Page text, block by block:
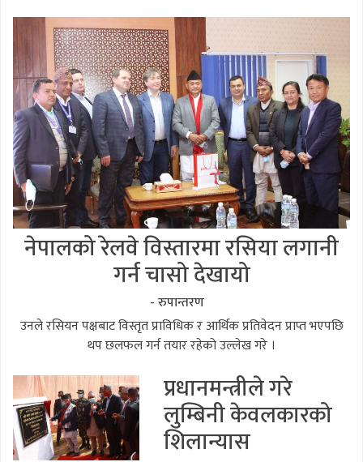
नेपालको रेलवे विस्तारमा रसिया लगानी
गर्न चासो देखायो
- रुपान्तरण
उनले रसियन पक्षबाट विस्तृत प्राविधिक र आर्थिक प्रतिवेदन प्राप्त भएपछि
थप छलफल गर्न तयार रहेको उल्लेख गरे ।
प्रधानमन्त्रीले गरे
लुम्बिनी केवलकारको
शिलान्यास